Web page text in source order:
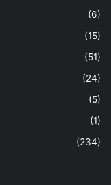
(6)
(15)
(51)
(24)
(5)
(1)
(234)